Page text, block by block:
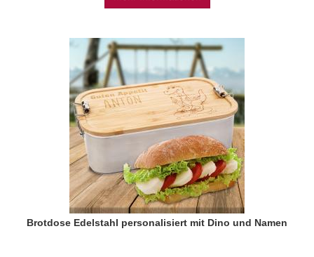
Brotdose Edelstahl personalisiert mit Dino und Namen